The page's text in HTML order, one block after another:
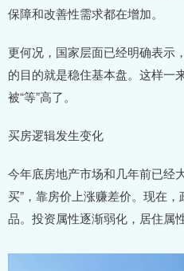
保障和改善性需求都在增加。
更何况，国家层面已经明确表示
的目的就是稳住基本盘。这样一
被“等”高了。
买房逻辑发生变化
今年底房地产市场和几年前已经
买”，靠房价上涨赚差价。现在
品。投资属性逐渐弱化，居住属性